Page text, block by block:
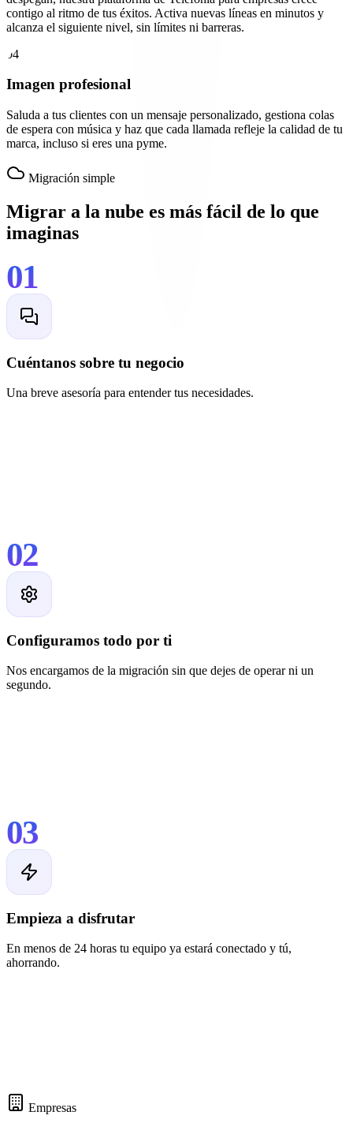
contigo al ritmo de tus éxitos. Activa nuevas líneas en minutos y
alcanza el siguiente nivel, sin límites ni barreras.
04
Imagen profesional
Saluda a tus clientes con un mensaje personalizado, gestiona colas
de espera con música y haz que cada llamada refleje la calidad de tu
marca, incluso si eres una pyme.
Migración simple
Migrar a la nube es más fácil de lo que
imaginas
01
Cuéntanos sobre tu negocio
Una breve asesoría para entender tus necesidades.
02
Configuramos todo por ti
Nos encargamos de la migración sin que dejes de operar ni un
segundo.
03
Empieza a disfrutar
En menos de 24 horas tu equipo ya estará conectado y tú,
ahorrando.
Empresas